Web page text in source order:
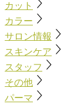
カット
カラー
サロン情報
スキンケア
スタッフ
その他
パーマ